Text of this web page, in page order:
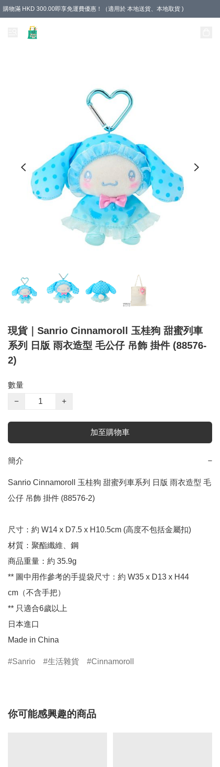
購物滿 HKD 300.00即享免運費優惠！（適用於 本地送貨、本地取貨 )
現貨｜Sanrio Cinnamoroll 玉桂狗 甜蜜列車
系列 日版 雨衣造型 毛公仔 吊飾 掛件 (88576-
2)
數量
−
+
加至購物車
簡介 −
Sanrio Cinnamoroll 玉桂狗 甜蜜列車系列 日版 雨衣造型 毛
公仔 吊飾 掛件 (88576-2)
尺寸：約 W14 x D7.5 x H10.5cm (高度不包括金屬扣)
材質：聚酯纖維、鋼
商品重量：約 35.9g
** 圖中用作參考的手提袋尺寸：約 W35 x D13 x H44
cm（不含手把）
** 只適合6歲以上
日本進口
Made in China
Sanrio 生活雜貨 Cinnamoroll
你可能感興趣的商品